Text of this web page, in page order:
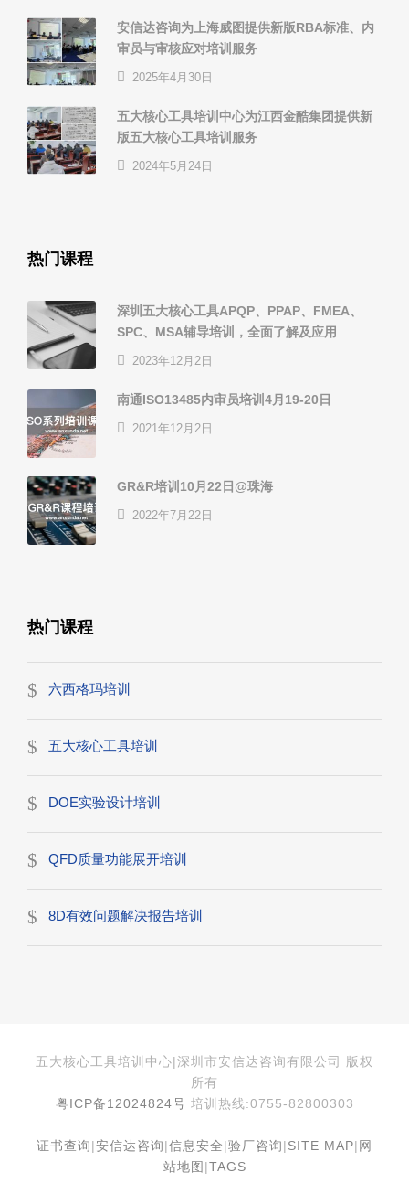
安信达咨询为上海威图提供新版RBA标准、内
审员与审核应对培训服务
2025年4月30日
五大核心工具培训中心为江西金酷集团提供新
版五大核心工具培训服务
2024年5月24日
热门课程
深圳五大核心工具APQP、PPAP、FMEA、
SPC、MSA辅导培训，全面了解及应用
2023年12月2日
南通ISO13485内审员培训4月19-20日
2021年12月2日
GR&R培训10月22日@珠海
2022年7月22日
热门课程
六西格玛培训
五大核心工具培训
DOE实验设计培训
QFD质量功能展开培训
8D有效问题解决报告培训
五大核心工具培训中心|深圳市安信达咨询有限公司 版权
所有
粤ICP备12024824号 培训热线:0755-82800303
证书查询|安信达咨询|信息安全|验厂咨询|SITE MAP|网
站地图|TAGS